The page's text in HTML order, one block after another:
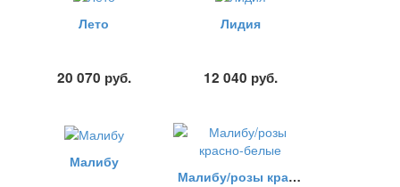
Лето
20 070 руб.
Лидия
12 040 руб.
Малибу
Малибу/розы красно-белые